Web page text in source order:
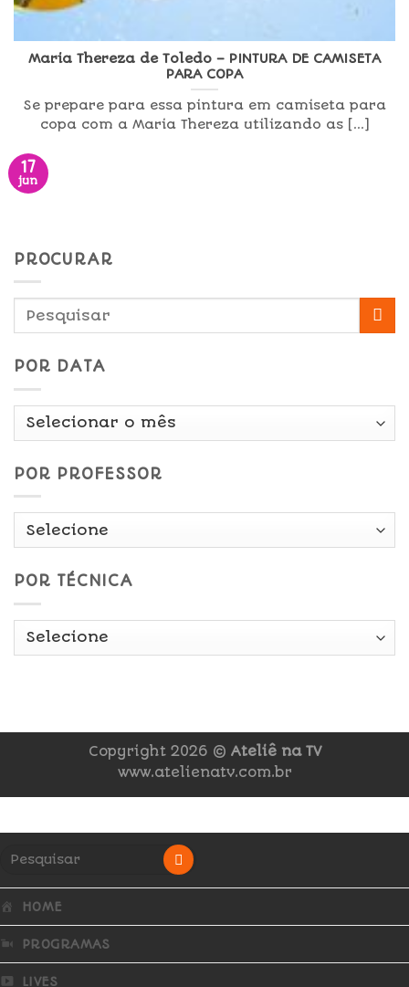
Maria Thereza de Toledo – PINTURA DE CAMISETA
PARA COPA
Se prepare para essa pintura em camiseta para
copa com a Maria Thereza utilizando as [...]
17
jun
PROCURAR
POR DATA
Por
POR PROFESSOR
POR TÉCNICA
Copyright 2026 © Ateliê na TV
www.atelienatv.com.br
HOME
PROGRAMAS
LIVES